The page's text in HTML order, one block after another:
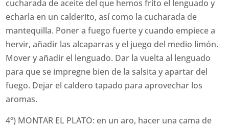
cucharada de aceite del que hemos frito el lenguado y
echarla en un calderito, así como la cucharada de
mantequilla. Poner a fuego fuerte y cuando empiece a
hervir, añadir las alcaparras y el juego del medio limón.
Mover y añadir el lenguado. Dar la vuelta al lenguado
para que se impregne bien de la salsita y apartar del
fuego. Dejar el caldero tapado para aprovechar los
aromas.
4º) MONTAR EL PLATO: en un aro, hacer una cama de